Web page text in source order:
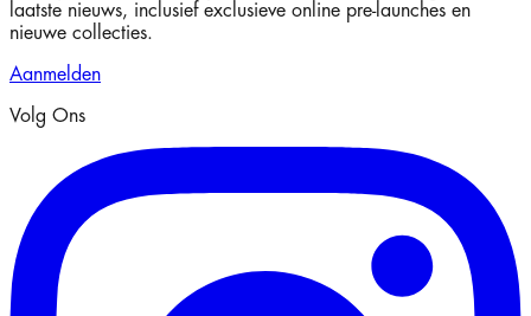
laatste nieuws, inclusief exclusieve online pre-launches en
nieuwe collecties.
Aanmelden
Volg Ons